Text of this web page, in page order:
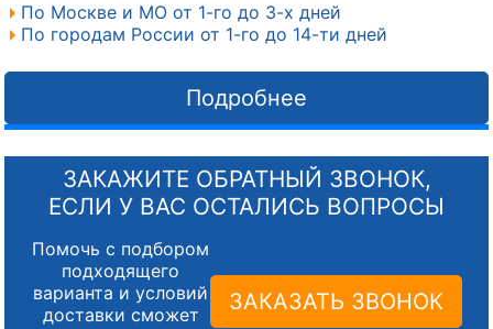
По Москве и МО от 1-го до 3-х дней
По городам России от 1-го до 14-ти дней
Подробнее
ЗАКАЖИТЕ ОБРАТНЫЙ ЗВОНОК,
ЕСЛИ У ВАС ОСТАЛИСЬ ВОПРОСЫ
Помочь с подбором
подходящего
варианта и условий
доставки сможет
ЗАКАЗАТЬ ЗВОНОК